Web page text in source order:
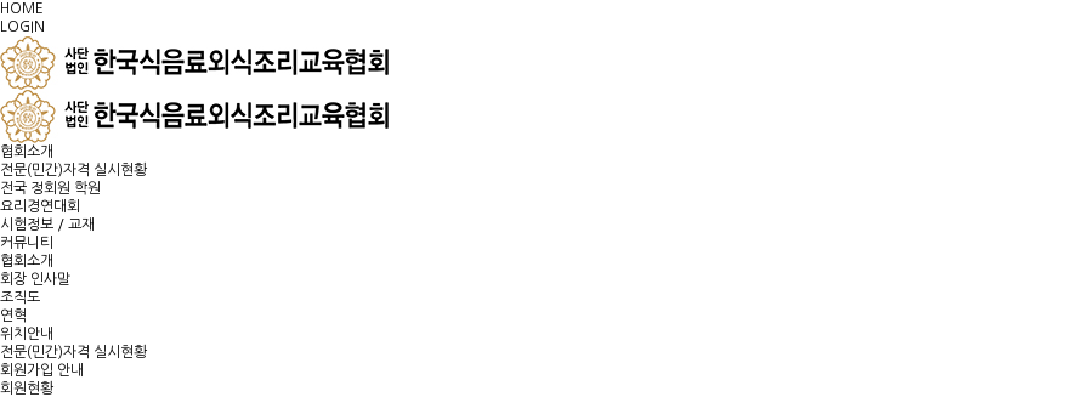
HOME
LOGIN
협회소개
전문(민간)자격 실시현황
전국 정회원 학원
요리경연대회
시험정보 / 교재
커뮤니티
협회소개
회장 인사말
조직도
연혁
위치안내
전문(민간)자격 실시현황
회원가입 안내
회원현황